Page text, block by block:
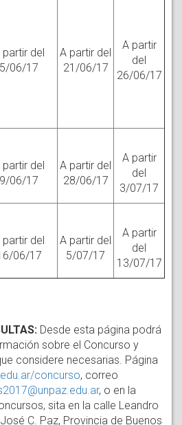
partir del
5/06/17
A partir del
21/06/17
A partir
del
26/06/17
partir del
9/06/17
A partir del
28/06/17
A partir
del
3/07/17
partir del
06/17
A partir del
5/07/17
A partir
del
13/07/17
Desde esta página podrá
sobre el Concurso y
considere necesarias. Página
concurso, correo
, o en la
sita en la calle Leandro
C. Paz, Provincia de Buenos